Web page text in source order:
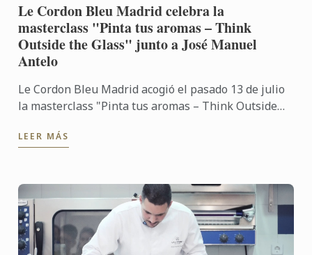
Le Cordon Bleu Madrid celebra la
masterclass "Pinta tus aromas – Think
Outside the Glass" junto a José Manuel
Antelo
Le Cordon Bleu Madrid acogió el pasado 13 de julio
la masterclass "Pinta tus aromas – Think Outside
experto en ...
LEER MÁS